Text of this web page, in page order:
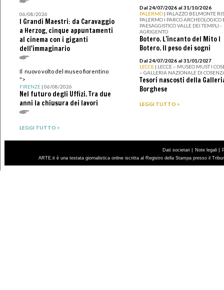
06/08/2026
I Grandi Maestri: da Caravaggio
a Herzog, cinque appuntamenti
al cinema con i giganti
dell'immaginario
Il nuovo volto del museo fiorentino
">
FIRENZE| 06/08/2026
Nel futuro degli Uffizi. Tra due
anni la chiusura dei lavori
LEGGI TUTTO >
Dal 24/07/2026 al 31/10/2026
PALERMO | PALAZZO BELMONTE
PALERMO I PARCO ARCHEOLOGICO
PAESAGGISTICO VALLE DEI TEMPLI -
AGRIGENTO
Botero. L’incanto del Mito I
Botero. Il peso dei sogni
Dal 24/07/2026 al 31/01/2027
LECCE | LECCE – MUSEO MUST I
– GALLERIA NAZIONALE DI
Tesori nascosti della
Borghese
LEGGI TUTTO >
Dati societari | Note legali |
ARTE.it è una testata giornalistica online iscritta al Registro della Stampa presso il